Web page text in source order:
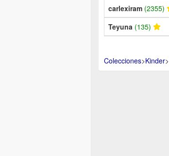
carlexiram (2355)
Teyuna (135)
Colecciones>Kinder>